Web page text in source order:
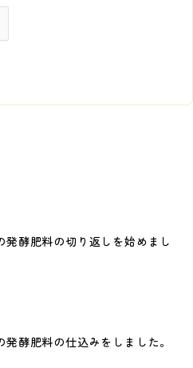
発酵肥料の切り返しを始めまし
発酵肥料の仕込みをしました。